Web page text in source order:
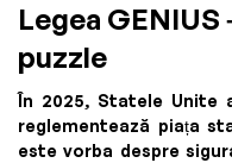
Legea GENIUS
puzzle
În 2025, Statele Unite
reglementează piața
este vorba despre